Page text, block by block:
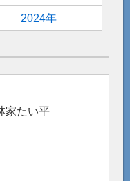
2024年
家たい平